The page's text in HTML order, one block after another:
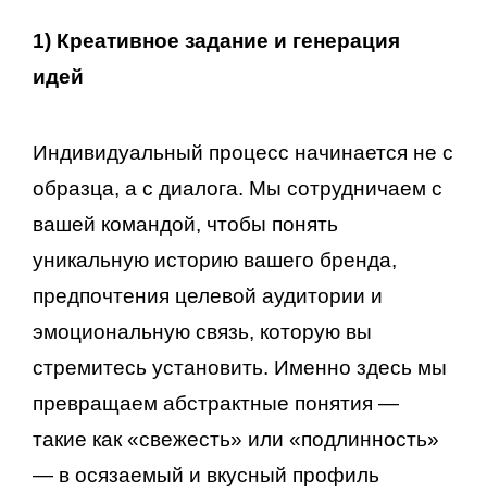
1) Креативное задание и генерация
идей
Индивидуальный процесс начинается не с
образца, а с диалога. Мы сотрудничаем с
вашей командой, чтобы понять
уникальную историю вашего бренда,
предпочтения целевой аудитории и
эмоциональную связь, которую вы
стремитесь установить. Именно здесь мы
превращаем абстрактные понятия —
такие как «свежесть» или «подлинность»
— в осязаемый и вкусный профиль